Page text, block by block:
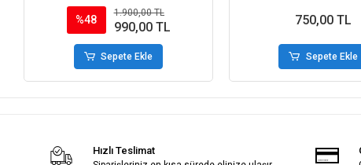
%48
1.900,00 TL
990,00 TL
Sepete Ekle
750,00 TL
Sepete Ekle
Hızlı Teslimat